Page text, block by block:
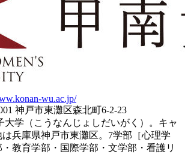
wu.ac.jp/
神戸市東灘区森北町6-2-23
大学（こうなんじょしだいがく）。キャ
は兵庫県神戸市東灘区。7学部［心理学
教育学部・国際学部・文学部・看護リ